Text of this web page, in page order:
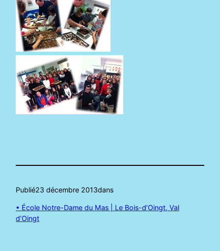
Publié23 décembre 2013dans
• École Notre-Dame du Mas | Le Bois-d’Oingt, Val
d’Oingt